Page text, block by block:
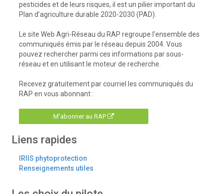
pesticides et de leurs risques, il est un pilier important du
Plan d’agriculture durable 2020-2030 (PAD).
Le site Web Agri-Réseau du RAP regroupe l’ensemble des
communiqués émis par le réseau depuis 2004. Vous
pouvez rechercher parmi ces informations par sous-
réseau et en utilisant le moteur de recherche.
Recevez gratuitement par courriel les communiqués du
RAP en vous abonnant :
M'abonner au RAP
Liens rapides
IRIIS phytoprotection
Renseignements utiles